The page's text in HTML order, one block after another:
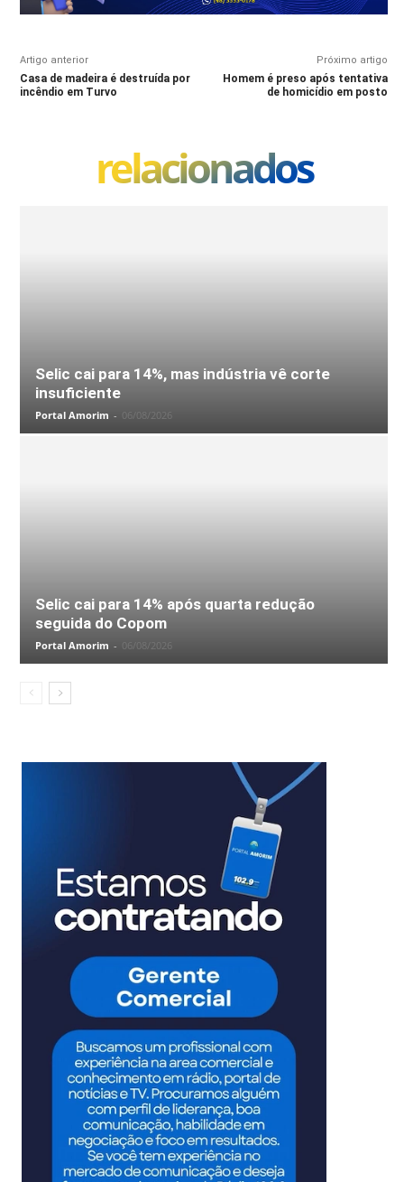
Artigo anterior
Casa de madeira é destruída por
incêndio em Turvo
Próximo artigo
Homem é preso após tentativa
de homicídio em posto
relacionados
Selic cai para 14%, mas indústria vê corte
insuficiente
Portal Amorim - 06/08/2026
Selic cai para 14% após quarta redução
seguida do Copom
Portal Amorim - 06/08/2026